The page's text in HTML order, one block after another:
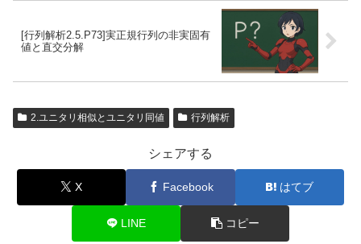
[行列解析2.5.P73]実正規行列の非実固有
値と直交分解
2.ユニタリ相似とユニタリ同値 行列解析
シェアする
X Facebook はてブ
LINE コピー